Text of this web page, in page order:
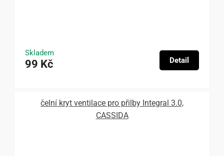
Skladem
99 Kč Detail
čelní kryt ventilace pro přilby Integral 3.0,
CASSIDA